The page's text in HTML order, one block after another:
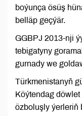
boýunça ösüş
belläp geçýär.
GGBPJ 2013-nji
tebigatyny
gurnady we
Türkmenistanyň
Köýtendag
özboluşly ýerleriň